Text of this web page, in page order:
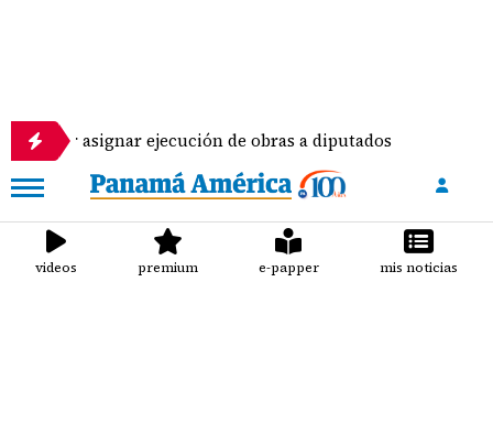
ejecución de obras a diputados
videos premium e-papper mis noticias